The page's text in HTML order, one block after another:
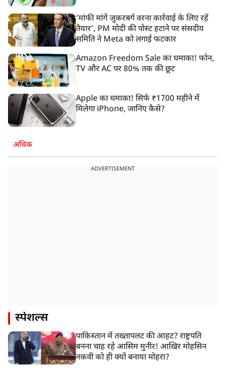
‘मांफी मांगें जुकरबर्ग वरना कार्रवाई के लिए रहें
तैयार’, PM मोदी की पोस्ट हटाने पर संसदीय
समिति ने Meta को लगाई फटकार
Amazon Freedom Sale का धमाका! फोन,
TV और AC पर 80% तक की छूट
Apple का धमाका! सिर्फ ₹1700 महीने में
मिलेगा iPhone, जानिए कैसे?
अधिक
ADVERTISEMENT
स्पेशल्स
पाकिस्तान में तख्तापलट की आहट? राष्ट्रपति
बनना चाह रहे आसिम मुनीर! आखिर मोहसिन
नकवी को ही क्यों बनाया मोहरा?